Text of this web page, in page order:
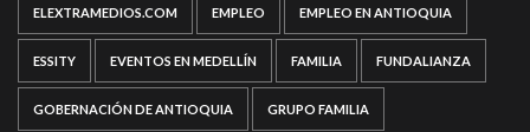
ELEXTRAMEDIOS.COM EMPLEO EMPLEO EN ANTIOQUIA
ESSITY EVENTOS EN MEDELLÍN FAMILIA FUNDALIANZA
GOBERNACIÓN DE ANTIOQUIA GRUPO FAMILIA